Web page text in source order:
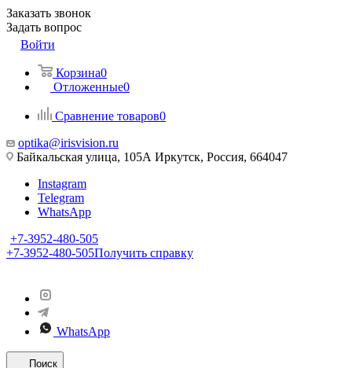
Заказать звонок
Задать вопрос
Войти
Корзина0
Отложенные0
Сравнение товаров0
optika@irisvision.ru
Байкальская улица, 105А Иркутск, Россия, 664047
Instagram
Telegram
WhatsApp
+7-3952-480-505
+7-3952-480-505Получить справку
WhatsApp
Поиск